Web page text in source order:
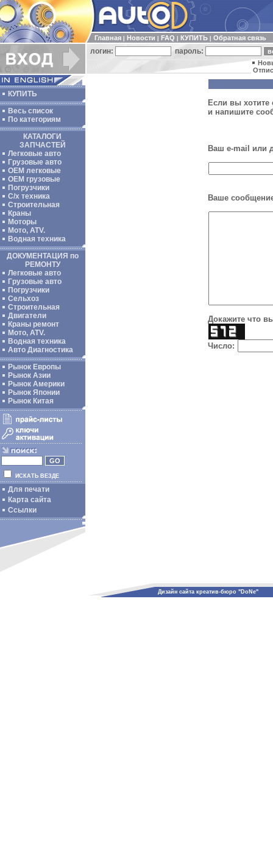
Главная Новости FAQ КУПИТЬ Обратная связь
логин: пароль:
КУПИТЬ
Весь список
По категориям
КАТАЛОГИ
ЗАПЧАСТЕЙ
Легковые авто
Грузовые авто
ОЕМ легковые
OEM грузовые
Погрузчики
С/х техника
Строительная
Краны
Моторы
Мото, ATV.
Водная техника
ДОКУМЕНТАЦИЯ по
РЕМОНТУ
Легковые авто
Грузовые авто
Погрузчики
Сельхоз
Строительная
Двигатели
Краны ремонт
Мото, ATV.
Водная техника
Авто Диагностика
Рынок Европы
Рынок Азии
Рынок Америки
Рынок Японии
Рынок Китая
ИСКАТЬ ВЕЗДЕ
Для печати
Карта сайта
Ссылки
Если вы хотите
и напишите
Ваш e-mail или
Ваше
Докажите что
Число:
Дизайн сайта креатив-бюро "DoNe"